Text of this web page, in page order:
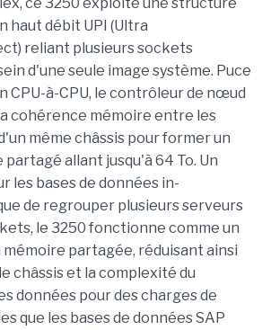
ce 3250 exploite une structure
haut débit UPI (Ultra
reliant plusieurs sockets
d'une seule image système. Puce
CPU-à-CPU, le contrôleur de nœud
cohérence mémoire entre les
même châssis pour former un
allant jusqu'à 64 To. Un
les bases de données in-
de regrouper plusieurs serveurs
le 3250 fonctionne comme un
mémoire partagée, réduisant ainsi
châssis et la complexité du
données pour des charges de
que les bases de donnéesSAP